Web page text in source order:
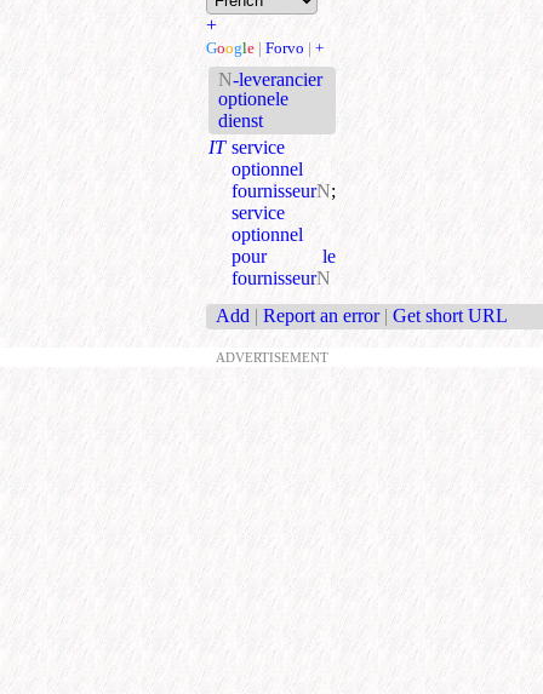
+
Google | Forvo | +
N-leverancier
optionele
dienst
IT service
optionnel
fournisseurN;
service
optionnel
pour le
fournisseurN
Add | Report an error | Get short URL
ADVERTISEMENT